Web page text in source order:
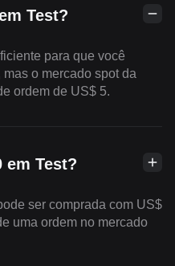
Test?
para que você
o mercado spot da
ordem de US$ 5.
em Test?
ser comprada com US$
uma ordem no mercado